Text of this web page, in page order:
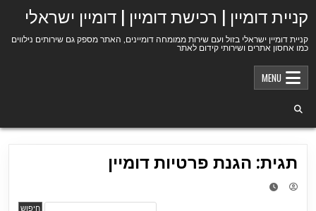
קניית דומיין | רכישת דומיין | דומיין ישראלי
קניית דומיין ישראלי בזול ועם שירות ממומחה דומיינים, האתר מספק גם שירותים נילווים
כמו אחסון אתרים ושירותי קידום לאתר
MENU
תגית: הגנת פרטיות דומיין